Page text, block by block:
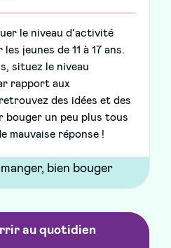
le niveau d’activité
jeunes de 11 à 17 ans.
situez le niveau
rapport aux
des idées et des
bouger un peu plus tous
mauvaise réponse !
au quotidien